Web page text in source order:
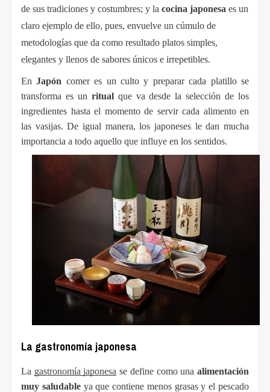
de sus tradiciones y costumbres; y la cocina japonesa es un
claro ejemplo de ello, pues, envuelve un cúmulo de
metodologías que da como resultado platos simples,
elegantes y llenos de sabores únicos e irrepetibles.
En Japón comer es un culto y preparar cada platillo se
transforma es un ritual que va desde la selección de los
ingredientes hasta el momento de servir cada alimento en
las vasijas. De igual manera, los japoneses le dan mucha
importancia a todo aquello que influye en los sentidos.
La gastronomía japonesa
La gastronomía japonesa se define como una alimentación
muy saludable ya que contiene menos grasas y el pescado